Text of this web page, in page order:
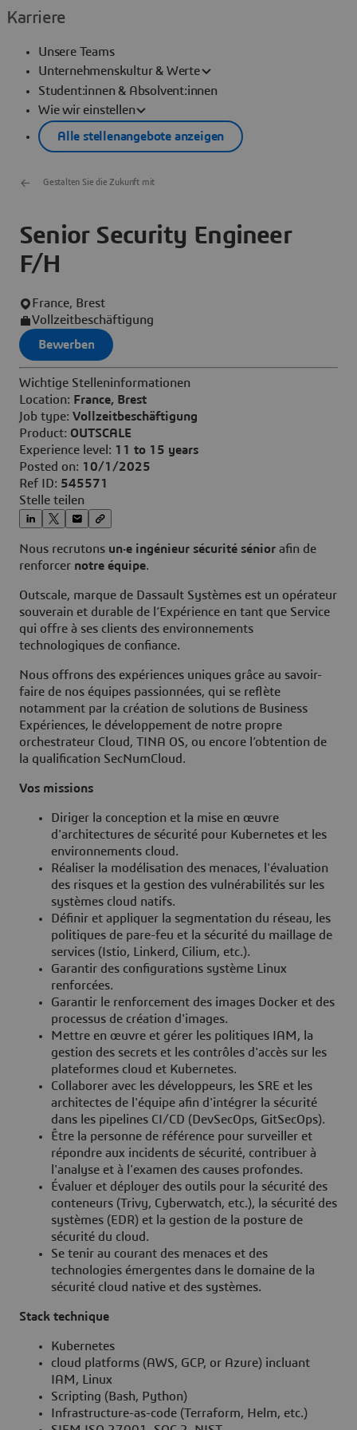
Karriere
Unsere Teams
Unternehmenskultur & Werte
Student:innen & Absolvent:innen
Wie wir einstellen
Alle stellenangebote anzeigen
Gestalten Sie die Zukunft mit
Senior Security Engineer
F/H
France, Brest
Vollzeitbeschäftigung
Bewerben
Wichtige Stelleninformationen
Location: France, Brest
Job type: Vollzeitbeschäftigung
Product: OUTSCALE
Experience level: 11 to 15 years
Posted on: 10/1/2025
Ref ID: 545571
Stelle teilen
Nous recrutons un·e ingénieur sécurité sénior afin de
renforcer notre équipe.
Outscale, marque de Dassault Systèmes est un opérateur
souverain et durable de l’Expérience en tant que Service
qui offre à ses clients des environnements
technologiques de confiance.
Nous offrons des expériences uniques grâce au savoir-
faire de nos équipes passionnées, qui se reflète
notamment par la création de solutions de Business
Expériences, le développement de notre propre
orchestrateur Cloud, TINA OS, ou encore l’obtention de
la qualification SecNumCloud.
Vos missions
Diriger la conception et la mise en œuvre
d'architectures de sécurité pour Kubernetes et les
environnements cloud.
Réaliser la modélisation des menaces, l'évaluation
des risques et la gestion des vulnérabilités sur les
systèmes cloud natifs.
Définir et appliquer la segmentation du réseau, les
politiques de pare-feu et la sécurité du maillage de
services (Istio, Linkerd, Cilium, etc.).
Garantir des configurations système Linux
renforcées.
Garantir le renforcement des images Docker et des
processus de création d'images.
Mettre en œuvre et gérer les politiques IAM, la
gestion des secrets et les contrôles d'accès sur les
plateformes cloud et Kubernetes.
Collaborer avec les développeurs, les SRE et les
architectes de l'équipe afin d'intégrer la sécurité
dans les pipelines CI/CD (DevSecOps, GitSecOps).
Être la personne de référence pour surveiller et
répondre aux incidents de sécurité, contribuer à
l'analyse et à l'examen des causes profondes.
Évaluer et déployer des outils pour la sécurité des
conteneurs (Trivy, Cyberwatch, etc.), la sécurité des
systèmes (EDR) et la gestion de la posture de
sécurité du cloud.
Se tenir au courant des menaces et des
technologies émergentes dans le domaine de la
sécurité cloud native et des systèmes.
Stack technique
Kubernetes
cloud platforms (AWS, GCP, or Azure) incluant
IAM, Linux
Scripting (Bash, Python)
Infrastructure-as-code (Terraform, Helm, etc.)